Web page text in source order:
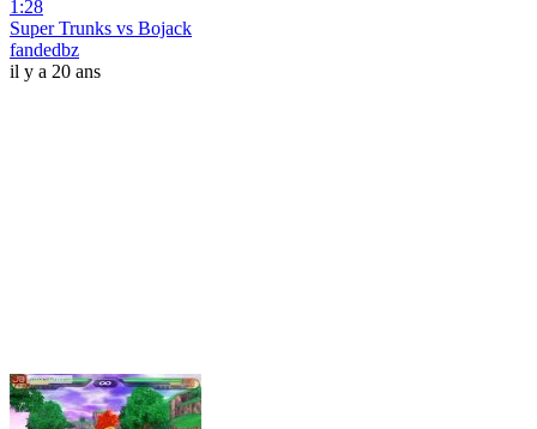
1:28
Super Trunks vs Bojack
fandedbz
il y a 20 ans